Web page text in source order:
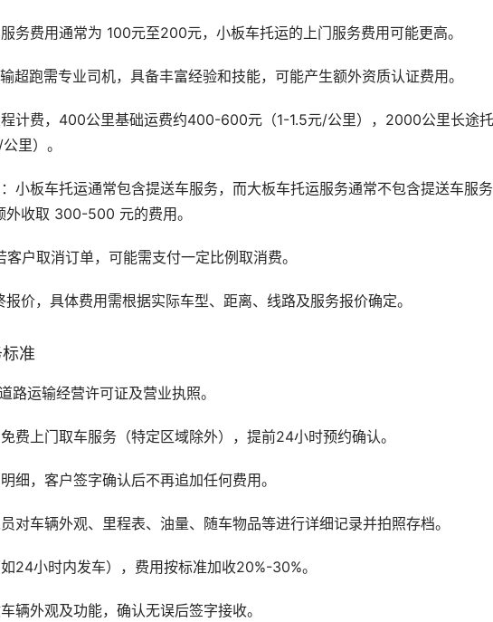
务费用通常为 100元至200元，小板车托运的上门服务费用可能更高。
超跑需专业司机，具备丰富经验和技能，可能产生额外资质认证费用。
计费，400公里基础运费约400-600元（1-1.5元/公里），2000公里长途
里）。
小板车托运通常包含提送车服务，而大板车托运服务通常不包含提送车服
收取 300-500 元的费用。
户取消订单，可能需支付一定比例取消费。
价，具体费用需根据实际车型、距离、线路及服务报价确定。
准
路运输经营许可证及营业执照。
费上门取车服务（特定区域除外），提前24小时预约确认。
细，客户签字确认后不再追加任何费用。
对车辆外观、里程表、油量、随车物品等进行详细记录并拍照存档。
24小时内发车），费用按标准加收20%-30%。
辆外观及功能，确认无误后签字接收。